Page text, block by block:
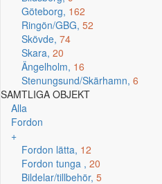
Göteborg, 162
Ringön/GBG, 52
Skövde, 74
Skara, 20
Ängelholm, 16
Stenungsund/Skärhamn, 6
SAMTLIGA OBJEKT
Alla
Fordon
+
Fordon lätta, 12
Fordon tunga , 20
Bildelar/tillbehör, 5